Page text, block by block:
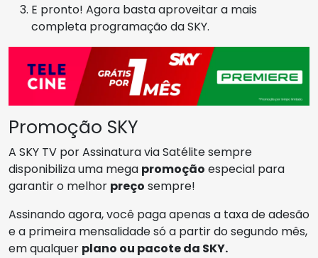
E pronto! Agora basta aproveitar a mais
completa programação da SKY.
Promoção SKY
A SKY TV por Assinatura via Satélite sempre
disponibiliza uma mega promoção especial para
garantir o melhor preço sempre!
Assinando agora, você paga apenas a taxa de adesão
e a primeira mensalidade só a partir do segundo mês,
em qualquer plano ou pacote da SKY.